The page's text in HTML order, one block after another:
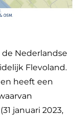
Nederlandse
Flevoland.
heeft een
januari 2023,